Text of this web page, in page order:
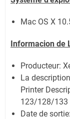
Mac OS X
Informacion de
Producteur:
La
Printer
123/128/133
Date de sortie: